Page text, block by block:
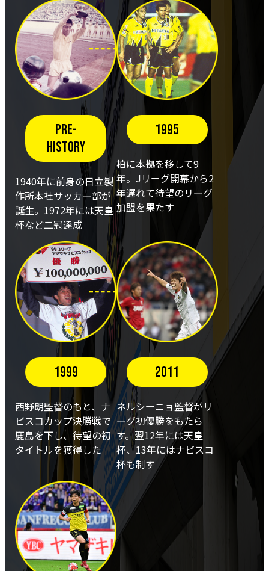
Pre-
history
1940年に前身の日立製
作所本社サッカー部が
誕生。1972年には天皇
杯など二冠達成
1995
柏に本拠を移して9
年。Jリーグ開幕から2
年遅れて待望のリーグ
加盟を果たす
1999
西野朗監督のもと、ナ
ビスコカップ決勝戦で
鹿島を下し、待望の初
タイトルを獲得した
2011
ネルシーニョ監督がリ
ーグ初優勝をもたら
す。翌12年には天皇
杯、13年にはナビスコ
杯も制す